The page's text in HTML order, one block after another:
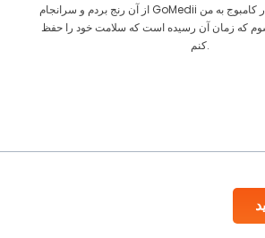
از آن رنج بردم و سرانجام GoMedii و یکی از شرکای آنها در کامبوج به من
شوم که زمان آن رسیده است که سلامت خود را حفظ
کنم.